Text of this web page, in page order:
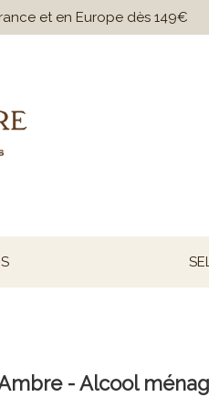
et en Europe dès 149€
- Alcool